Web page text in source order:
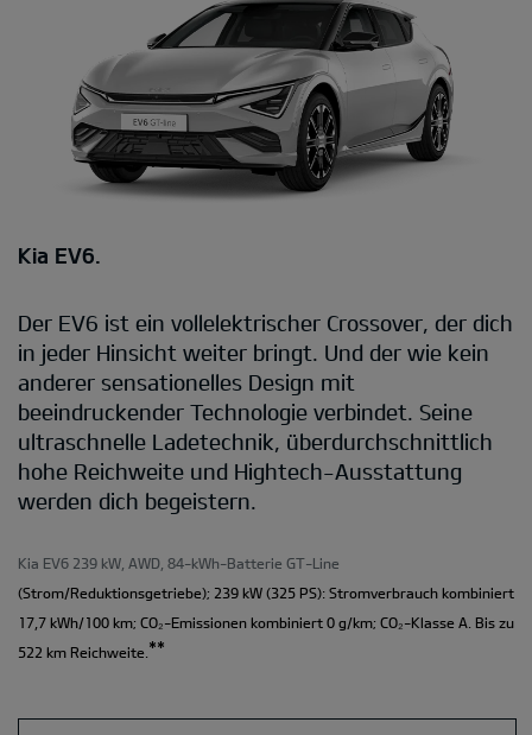
Kia EV6.
Der EV6 ist ein vollelektrischer Crossover, der dich
in jeder Hinsicht weiter bringt. Und der wie kein
anderer sensationelles Design mit
beeindruckender Technologie verbindet. Seine
ultraschnelle Ladetechnik, überdurchschnittlich
hohe Reichweite und Hightech-Ausstattung
werden dich begeistern.
Kia EV6 239 kW, AWD, 84-kWh-Batterie GT-Line
(Strom/Reduktionsgetriebe); 239 kW (325 PS): Stromverbrauch kombiniert
17,7 kWh/100 km; CO₂-Emissionen kombiniert 0 g/km; CO₂-Klasse A. Bis zu
522 km Reichweite. **